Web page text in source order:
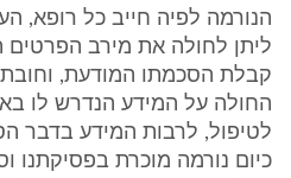
הנורמה לפיה חייב כל רופא,
ליתן לחולה את מירב הפרטים
קבלת הסכמתו המודעת,
החולה על המידע הנדרש לו
לטיפול, לרבות המידע בדבר
כיום נורמה מוכרת בפסיקתנו